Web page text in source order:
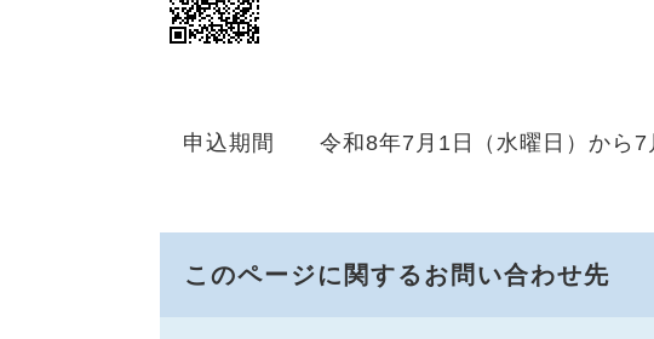
申込期間 令和8年7月1日（水曜日）から7
このページに関するお問い合わせ先